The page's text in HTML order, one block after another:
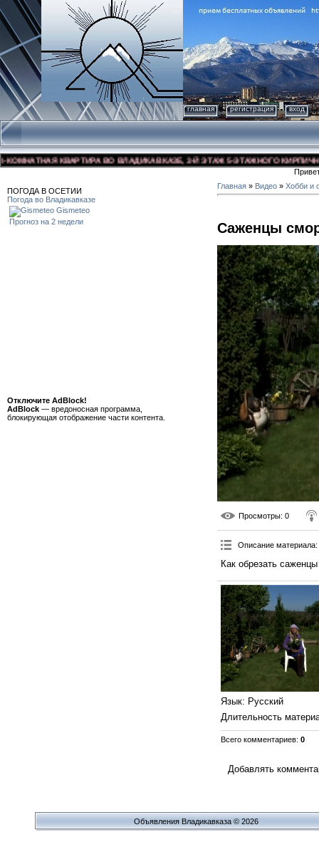
главная регистрация вход
КВАРТИРА ВО ВЛАДИКАВКАЗЕ, 3-Й ЭТАЖ 5-ЭТАЖНОГО
ПОГОДА В ОСЕТИИ
Погода во Владикавказе
Gismeteo
Прогноз на 2 недели
Отключите AdBlock!
AdBlock — вредоносная программа,
блокирующая отображение части контента.
Главная » Видео » Хобби и
Саженцы
Просмотры: 0
Описание материала:
Как обрезать
Язык: Русский
Длительность
Всего комментариев: 0
Добавлять
Объявления Владикавказа © 2026